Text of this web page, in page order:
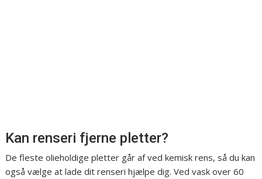
Kan renseri fjerne pletter?
De fleste olieholdige pletter går af ved kemisk rens, så du kan
også vælge at lade dit renseri hjælpe dig. Ved vask over 60